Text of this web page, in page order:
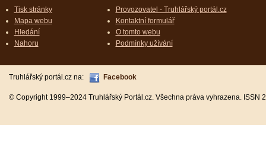
Tisk stránky
Mapa webu
Hledání
Nahoru
Provozovatel - Truhlářský portál.cz
Kontaktní formulář
O tomto webu
Podmínky užívání
Truhlářský portál.cz na: Facebook
© Copyright 1999–2024 Truhlářský Portál.cz. Všechna práva vyhrazena.